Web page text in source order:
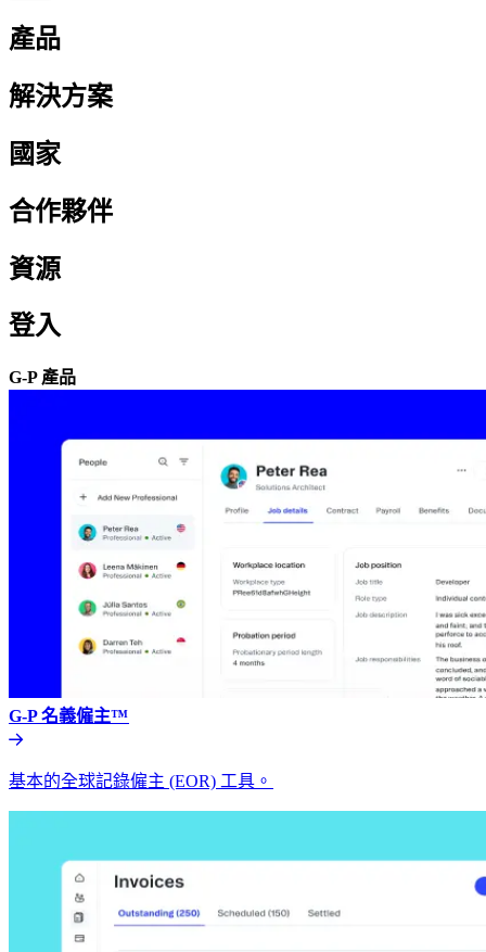
產品​​
解決方案​​
國家​​
合作夥伴​​
資源​​
登入​​
G-P 產品​​
G-P 名義僱主™​​
基本的全球記錄僱主 (EOR) 工具。​​